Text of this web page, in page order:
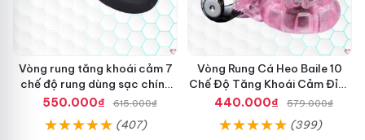
Vòng rung tăng khoái cảm 7
chế độ rung dùng sạc chính
hãng Mỹ
550.000₫ 615.000₫
(407)
Vòng Rung Cá Heo Baile 10
Chế Độ Tăng Khoái Cảm Đỉnh
Cao
440.000₫ 579.000₫
(399)